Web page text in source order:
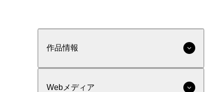
作品情報
Webメディア